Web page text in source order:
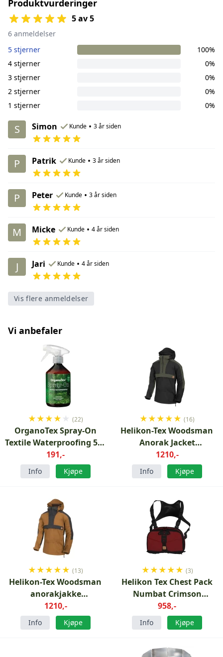
Produktvurderinger
5 av 5
6 anmeldelser
5 stjerner
100%
4 stjerner
0%
3 stjerner
0%
2 stjerner
0%
1 stjerner
0%
S Simon Kunde • 3 år siden
P Patrik Kunde • 3 år siden
P Peter Kunde • 3 år siden
M Micke Kunde • 4 år siden
J Jari Kunde • 4 år siden
Vis flere anmeldelser
Vi anbefaler
★★★★ ★ (22)
OrganoTex Spray-On
Textile Waterproofing 500
ml
191,-
Info Kjøpe
★★★★★ (16)
Helikon-Tex Woodsman
Anorak Jacket
Svart/Skoggrønn
1210,-
Info Kjøpe
★★★★★ (13)
Helikon-Tex Woodsman
anorakjakke
Coyote/askegrå
1210,-
Info Kjøpe
★★★★★ (3)
Helikon Tex Chest Pack
Numbat Crimson
Sky/Black
958,-
Info Kjøpe